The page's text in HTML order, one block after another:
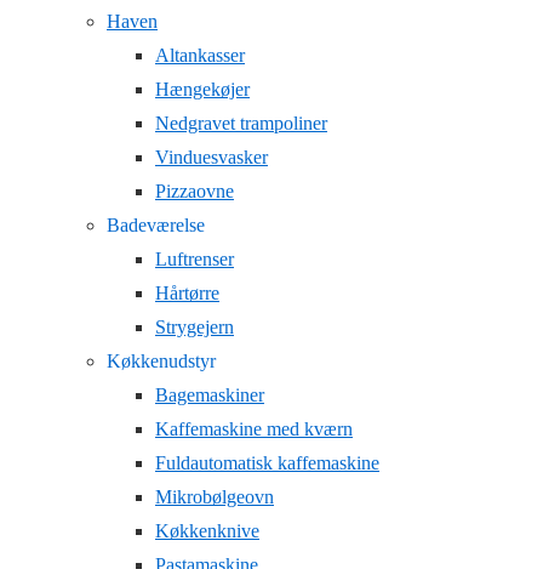
Haven
Altankasser
Hængekøjer
Nedgravet trampoliner
Vinduesvasker
Pizzaovne
Badeværelse
Luftrenser
Hårtørre
Strygejern
Køkkenudstyr
Bagemaskiner
Kaffemaskine med kværn
Fuldautomatisk kaffemaskine
Mikrobølgeovn
Køkkenknive
Pastamaskine